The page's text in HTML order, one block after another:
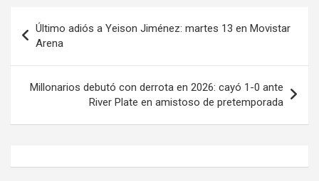
Navegación
de
entradas
Último adiós a Yeison Jiménez: martes 13 en Movistar
Arena
Millonarios debutó con derrota en 2026: cayó 1-0 ante
River Plate en amistoso de pretemporada